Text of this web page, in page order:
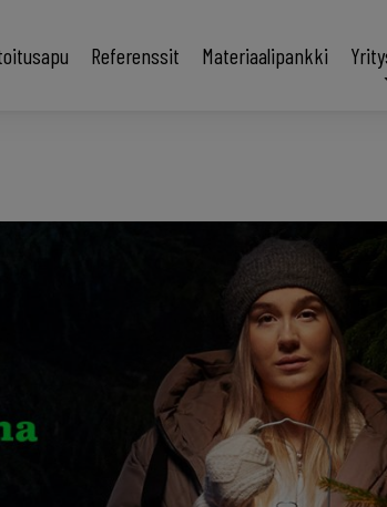
Referenssit Materiaalipankki